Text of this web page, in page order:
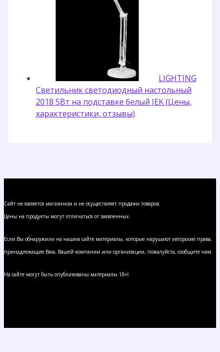
LIGHTING
Светильник светодиодный настольный
2018 5Вт на подставке белый IEK (Цены,
характеристики, отзывы)
Сайт не является магазином и не осуществляет продажи товаров.
Цены на продукты могут отличаться от заявленных.
Если Вы обнаружили на нашем сайте материалы, которые нарушают авторские права,
принадлежащие Вам, Вашей компании или организации, пожалуйста, сообщите нам.
На сайте могут быть опубликованы материалы 18+!